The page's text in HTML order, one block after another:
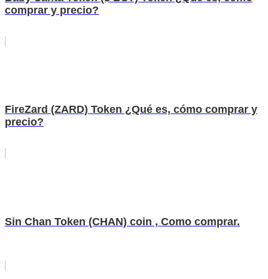
comprar y precio?
FireZard (ZARD) Token ¿Qué es, cómo comprar y
precio?
Sin Chan Token (CHAN) coin , Como comprar.